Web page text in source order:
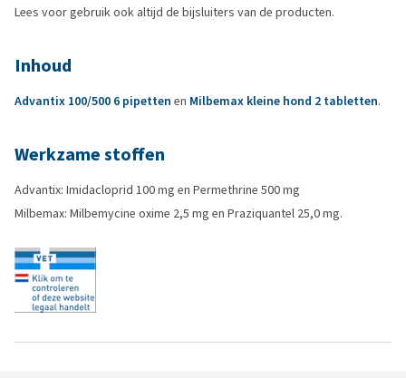
Lees voor gebruik ook altijd de bijsluiters van de producten.
Inhoud
Advantix 100/500 6 pipetten en Milbemax kleine hond 2 tabletten.
Werkzame stoffen
Advantix: Imidacloprid 100 mg en Permethrine 500 mg
Milbemax: Milbemycine oxime 2,5 mg en Praziquantel 25,0 mg.